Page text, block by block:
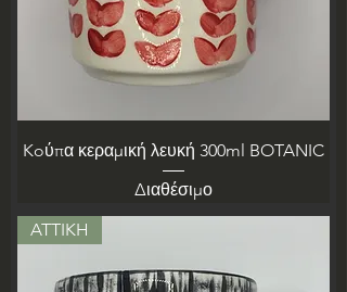
Koύπα κεραμική λευκή 300ml BOTANIC
Διαθέσιμο
ATTIKH